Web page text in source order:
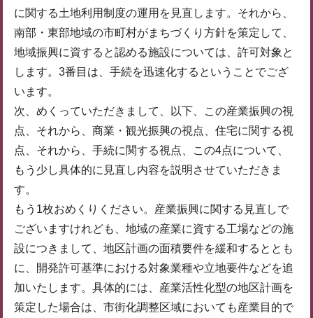
に関する土地利用制度の運用を見直します。それから、
南部・東部地域の市町村がまちづくり方針を策定して、
地域振興に資すると認める施設については、許可対象と
します。3番目は、手続を迅速化するということでござ
います。
次、めくっていただきまして、以下、この産業振興の視
点、それから、商業・観光振興の視点、住宅に関する視
点、それから、手続に関する視点、この4点について、
もう少し具体的に見直し内容を説明させていただきま
す。
もう1枚おめくりください。産業振興に関する見直しで
ございますけれども、地域の産業に資する工場などの施
設につきまして、地区計画の面積要件を緩和するととも
に、開発許可基準における対象業種や立地要件などを追
加いたします。具体的には、産業活性化型の地区計画を
策定した場合は、市街化調整区域においても産業目的で